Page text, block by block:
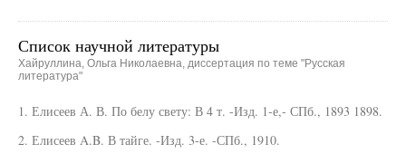
Список научной литературы
Хайруллина, Ольга Николаевна, диссертация по теме "Русская
литература"
1. Елисеев А. В. По белу свету: В 4 т. -Изд. 1-е,- СПб., 1893 1898.
2. Елисеев A.B. В тайге. -Изд. 3-е. -СПб., 1910.